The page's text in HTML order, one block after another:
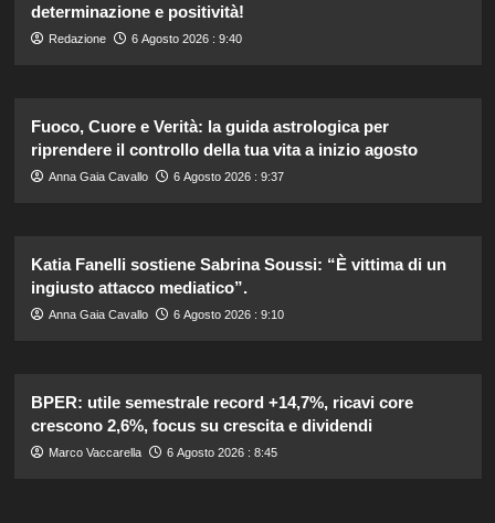
determinazione e positività!
Redazione 6 Agosto 2026 : 9:40
Fuoco, Cuore e Verità: la guida astrologica per
riprendere il controllo della tua vita a inizio agosto
Anna Gaia Cavallo 6 Agosto 2026 : 9:37
Katia Fanelli sostiene Sabrina Soussi: “È vittima di un
ingiusto attacco mediatico”.
Anna Gaia Cavallo 6 Agosto 2026 : 9:10
BPER: utile semestrale record +14,7%, ricavi core
crescono 2,6%, focus su crescita e dividendi
Marco Vaccarella 6 Agosto 2026 : 8:45